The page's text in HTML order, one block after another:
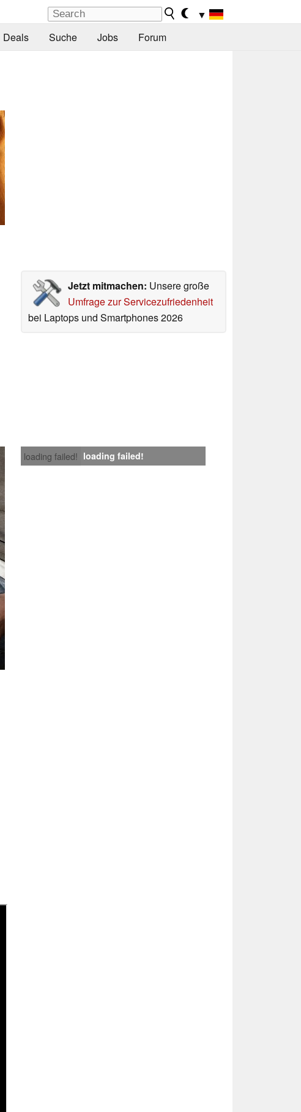
▼
Deals Suche Jobs Forum
Jetzt mitmachen: Unsere große
Umfrage zur Servicezufriedenheit
bei Laptops und Smartphones 2026
loading failed! loading failed!